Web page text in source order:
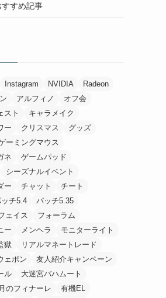
すすめ記事
Instagram NVIDIA
Radeon
アルフィノ
オフ会
スト
キャラメイク
ー
クリスマス
グッズ
ーミングマウス
ネ
ゲームパッド
シーズナルイベント
ー
チャット
チート
チ5.4
パッチ5.35
ェイス
フォーラム
ー
メンヘラ
モニターライト
獄
リアルマネートレード
ェポン
友人紹介キャンペーン
ル
大迷宮バハムート
のフィナーレ
有機EL